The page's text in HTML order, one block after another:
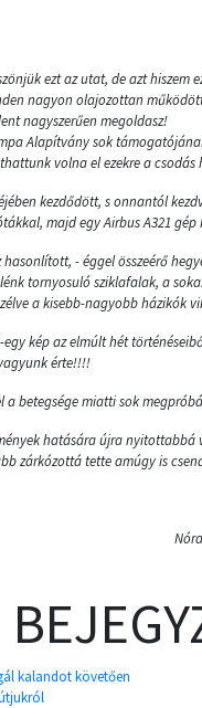
ezt az utat, de azt
nagyon olajozottan
nagyszerűen megoldasz!
Alapítvány sok
volna el ezekre a csodás
kezdődött, s onnantól
majd egy Airbus A321
hasonlított, - éggel összeérő
tornyosuló sziklafalak, a
a kisebb-nagyobb házikók
kép az elmúlt hét
érte!!!!
a betegsége miatti sok
hatására újra
zárkózottá tette amúgy is
kalandot követően